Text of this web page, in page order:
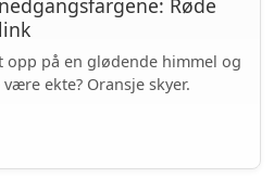
Røde
opp på en glødende himmel og
ekte? Oransje skyer.